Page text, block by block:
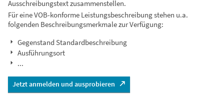
Ausschreibungstext zusammenstellen.
Für eine VOB-konforme Leistungsbeschreibung stehen u.a.
folgenden Beschreibungsmerkmale zur Verfügung:
Gegenstand Standardbeschreibung
Ausführungsort
...
Jetzt anmelden und ausprobieren